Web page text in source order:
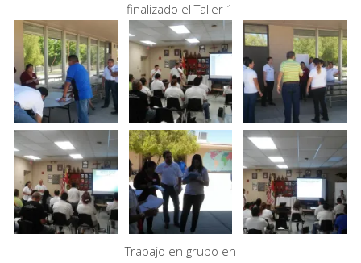
finalizado el Taller 1
Trabajo en grupo en